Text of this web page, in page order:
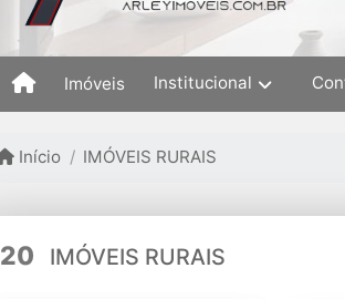
Imóveis Institucional
Início IMÓVEIS RURAIS
20 IMÓVEIS RURAIS